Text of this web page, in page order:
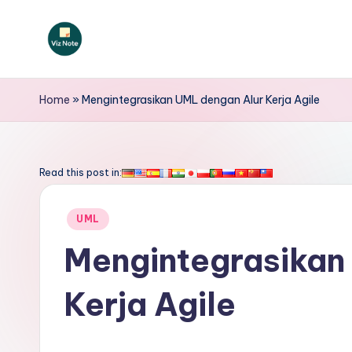
V
iz
o
Home »Mengintegrasikan UML dengan Alur Kerja Agile
Read this post in:
Posted
UML
Kerja Agile